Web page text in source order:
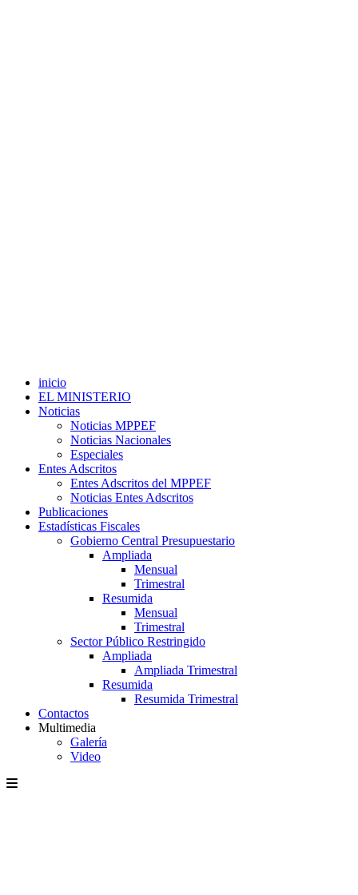
inicio
EL MINISTERIO
Noticias
Noticias MPPEF
Noticias Nacionales
Especiales
Entes Adscritos
Entes Adscritos del MPPEF
Noticias Entes Adscritos
Publicaciones
Estadísticas Fiscales
Gobierno Central Presupuestario
Ampliada
Mensual
Trimestral
Resumida
Mensual
Trimestral
Sector Público Restringido
Ampliada
Ampliada Trimestral
Resumida
Resumida Trimestral
Contactos
Multimedia
Galería
Video